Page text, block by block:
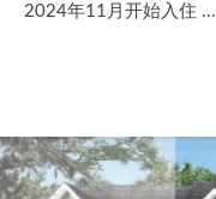
2024年11月开始入住 ...